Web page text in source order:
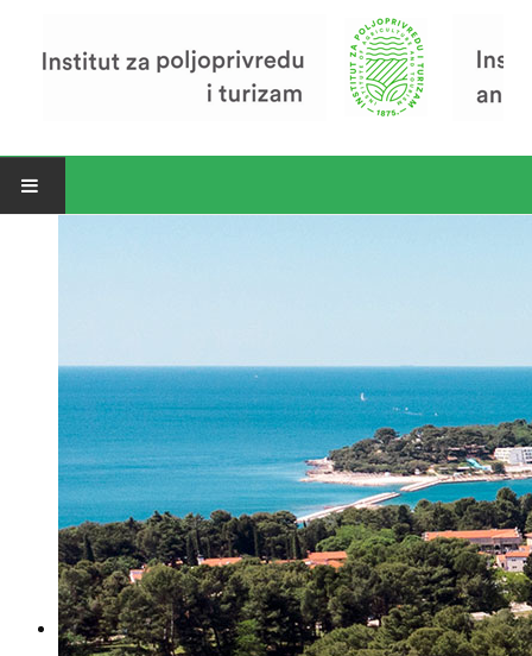
Zavod za poljoprivredu i prehranu
Zavod za ekonomiku i razvoj poljoprivrede
Zavod za turizam
Pokusno poljoprivredno imanje
Zaposlenici
Euraxess
Misija i vizija
Upravno Vijeće
Rad Upravnog vijeća
Znanstveno Vijeće
Rad Znanstvenog vijeća